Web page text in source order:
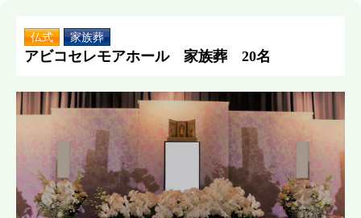
仏式 家族葬
アビコセレモアホール 家族葬 20名